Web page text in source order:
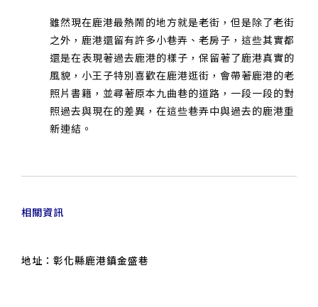
雖然現在鹿港最熱鬧的地方就是老街，但是除了老街
之外，鹿港還留有許多小巷弄、老房子，這些其實都
還是在表現著過去鹿港的樣子，保留著了鹿港真實的
風貌，小王子特別喜歡在鹿港逛街，會帶著鹿港的老
照片書籍，並尋著原本九曲巷的道路，一段一段的對
照過去與現在的差異，在這些巷弄中與過去的鹿港重
新連結。
相關資訊
地址：彰化縣鹿港鎮金盛巷